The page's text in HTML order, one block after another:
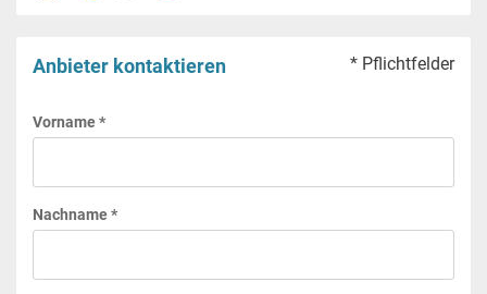
Anbieter kontaktieren * Pflichtfelder
Vorname *
Nachname *